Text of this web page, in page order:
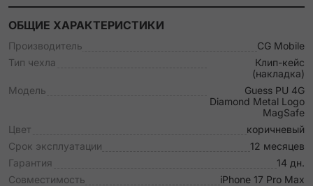
ОБЩИЕ ХАРАКТЕРИСТИКИ
Производитель
CG Mobile
Тип чехла
Клип-кейс
(накладка)
Модель
Guess PU 4G
Diamond Metal Logo
MagSafe
Цвет
коричневый
Срок эксплуатации
12 месяцев
Гарантия
14 дн.
Совместимость
iPhone 17 Pro Max